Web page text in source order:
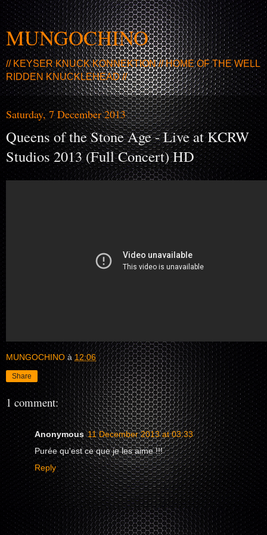
MUNGOCHINO
// KEYSER KNUCK KONNEKTION // HOME OF THE WELL
RIDDEN KNUCKLEHEAD //
Saturday, 7 December 2013
Queens of the Stone Age - Live at KCRW
Studios 2013 (Full Concert) HD
MUNGOCHINO à 12:06
Share
1 comment:
Anonymous 11 December 2013 at 03:33
Purée qu'est ce que je les aime !!!
Reply